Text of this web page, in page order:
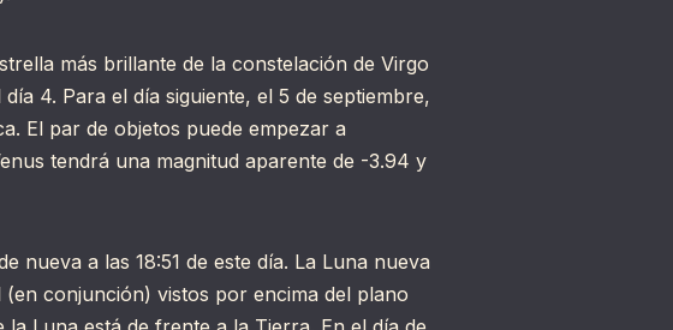
más brillante de la constelación de Virgo
4. Para el día siguiente, el 5 de septiembre,
El par de objetos puede empezar a
tendrá una magnitud aparente de -3.94 y
nueva a las 18:51 de este día. La Luna nueva
conjunción) vistos por encima del plano